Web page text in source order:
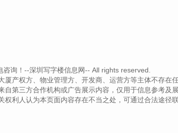
询！--深圳写字楼信息网-- All rights reserved.
产权方、物业管理方、开发商、运营方等主体不存在
第三方合作机构或广告展示内容，仅用于信息参考及
利人认为本页面内容存在不当之处，可通过合法途径